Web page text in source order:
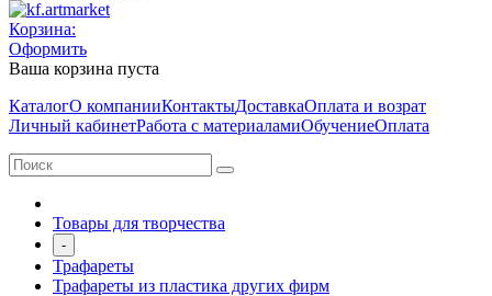
Корзина:
Оформить
Ваша корзина пуста
КаталогО компанииКонтактыДоставкаОплата и возрат
Личный кабинетРабота с материаламиОбучениеОплата
Товары для творчества
-
Трафареты
Трафареты из пластика других фирм